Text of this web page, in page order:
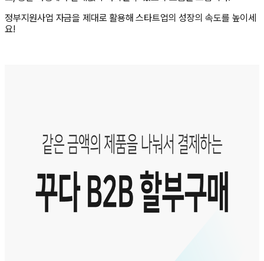
정부지원사업 자금을 제대로 활용해 스타트업의 성장의 속도를 높이세
요!